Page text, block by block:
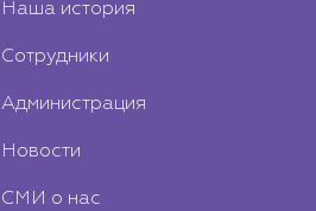
Наша история
Сотрудники
Администрация
Новости
СМИ о нас